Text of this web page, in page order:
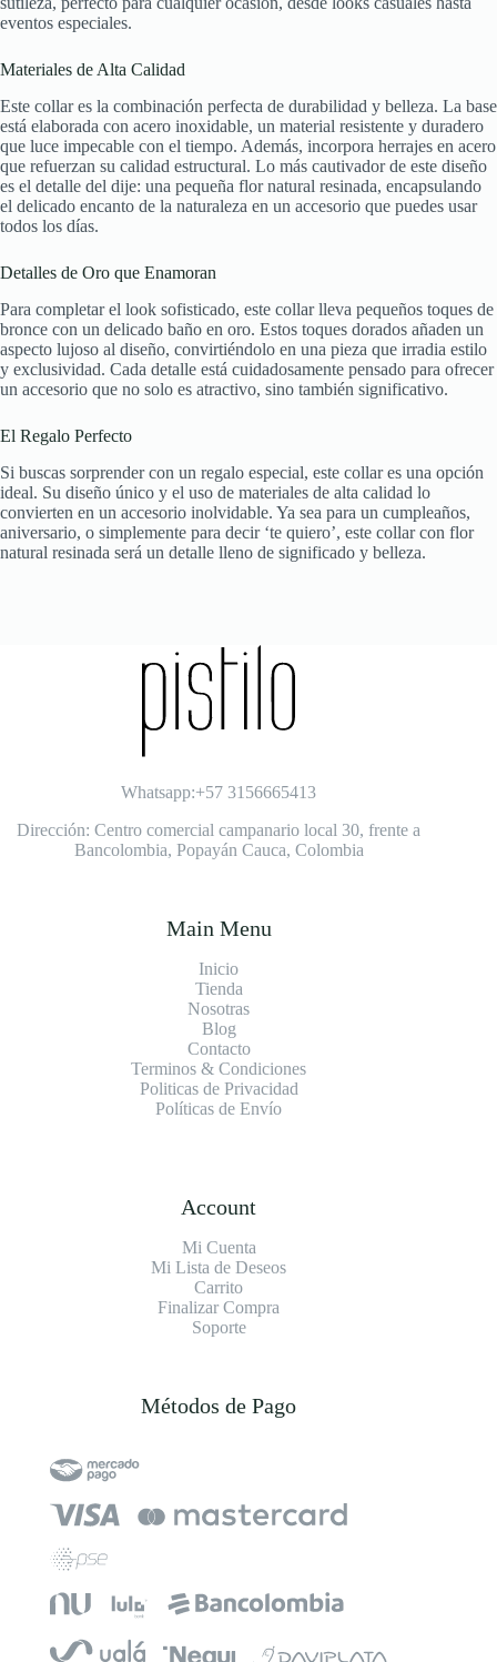
eventos especiales.
Materiales de Alta Calidad
Este collar es la combinación perfecta de durabilidad y belleza. La base
está elaborada con acero inoxidable, un material resistente y duradero
que luce impecable con el tiempo. Además, incorpora herrajes en acero
que refuerzan su calidad estructural. Lo más cautivador de este diseño
es el detalle del dije: una pequeña flor natural resinada, encapsulando
el delicado encanto de la naturaleza en un accesorio que puedes usar
todos los días.
Detalles de Oro que Enamoran
Para completar el look sofisticado, este collar lleva pequeños toques de
bronce con un delicado baño en oro. Estos toques dorados añaden un
aspecto lujoso al diseño, convirtiéndolo en una pieza que irradia estilo
y exclusividad. Cada detalle está cuidadosamente pensado para ofrecer
un accesorio que no solo es atractivo, sino también significativo.
El Regalo Perfecto
Si buscas sorprender con un regalo especial, este collar es una opción
ideal. Su diseño único y el uso de materiales de alta calidad lo
convierten en un accesorio inolvidable. Ya sea para un cumpleaños,
aniversario, o simplemente para decir ‘te quiero’, este collar con flor
natural resinada será un detalle lleno de significado y belleza.
Whatsapp:+57 3156665413
Dirección: Centro comercial campanario local 30, frente a
Bancolombia, Popayán Cauca, Colombia
Main Menu
Inicio
Tienda
Nosotras
Blog
Contacto
Terminos & Condiciones
Politicas de Privacidad
Políticas de Envío
Account
Mi Cuenta
Mi Lista de Deseos
Carrito
Finalizar Compra
Soporte
Métodos de Pago